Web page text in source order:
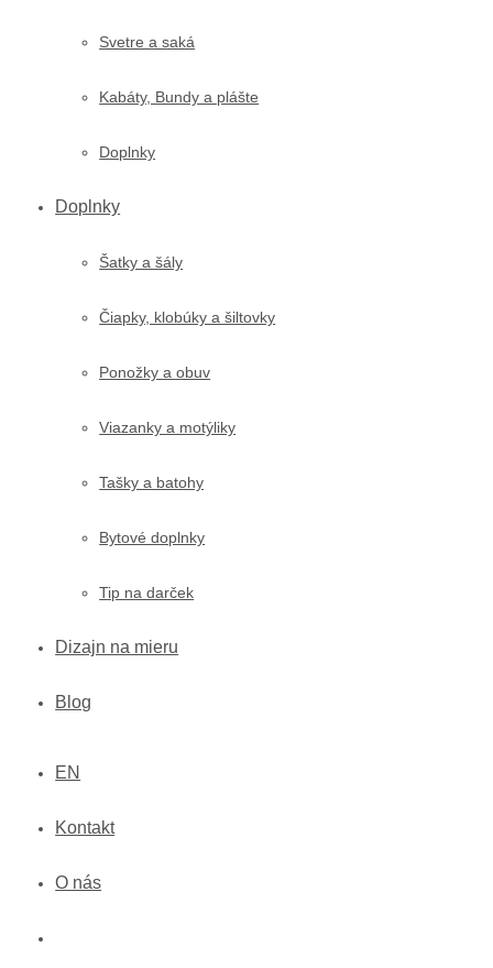
Svetre a saká
Kabáty, Bundy a plášte
Doplnky
Doplnky
Šatky a šály
Čiapky, klobúky a šiltovky
Ponožky a obuv
Viazanky a motýliky
Tašky a batohy
Bytové doplnky
Tip na darček
Dizajn na mieru
Blog
EN
Kontakt
O nás